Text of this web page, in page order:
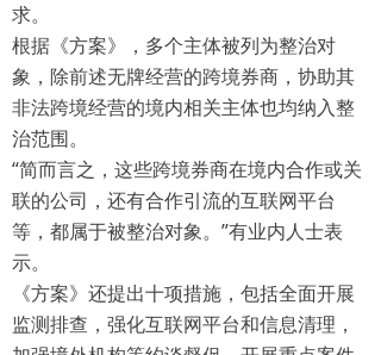
求。
根据《方案》，多个主体被列为整治对
象，除前述无牌经营的跨境券商，协助其
非法跨境经营的境内相关主体也均纳入整
治范围。
“简而言之，这些跨境券商在境内合作或关
联的公司，还有合作引流的互联网平台
等，都属于被整治对象。”有业内人士表
示。
《方案》还提出十项措施，包括全面开展
监测排查，强化互联网平台和信息清理，